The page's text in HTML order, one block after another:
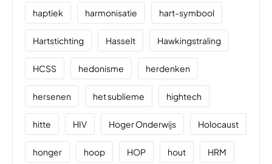
haptiek harmonisatie hart-symbool
Hartstichting Hasselt Hawkingstraling
HCSS hedonisme herdenken
hersenen het sublieme hightech
hitte HIV Hoger Onderwijs Holocaust
honger hoop HOP hout HRM